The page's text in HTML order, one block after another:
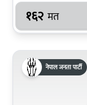
१६२ मत
नेपाल जनता पार्टी